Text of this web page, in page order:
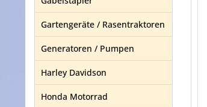
Gartengeräte / Rasentraktoren
Generatoren / Pumpen
Harley Davidson
Honda Motorrad